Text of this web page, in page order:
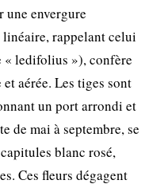
une envergure
rappelant celui
« ledifolius »), confère
aérée. Les tiges sont
un port arrondi et
de mai à septembre, se
blanc rosé,
Ces fleurs dégagent